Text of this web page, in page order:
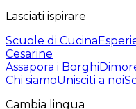
Lasciati ispirare
Scuole di Cucina
Cesarine
Assapora i Borghi
Chi siamoUnisciti a noi
Cambia lingua